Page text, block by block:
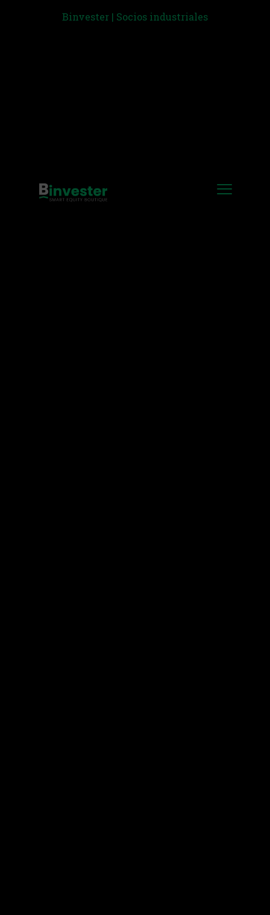
Binvester | Socios industriales